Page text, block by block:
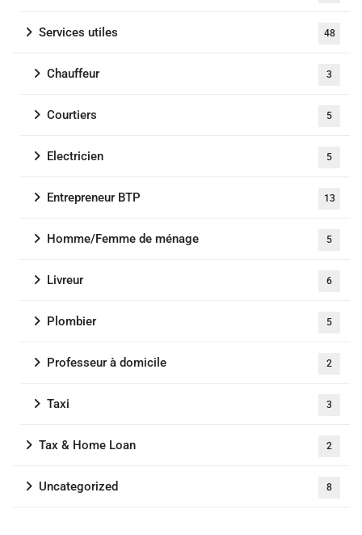
Services utiles 48
Chauffeur 3
Courtiers 5
Electricien 5
Entrepreneur BTP 13
Homme/Femme de ménage 5
Livreur 6
Plombier 5
Professeur à domicile 2
Taxi 3
Tax & Home Loan 2
Uncategorized 8